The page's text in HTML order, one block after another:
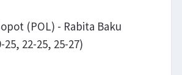
(POL) - Rabita Baku
25, 22-25, 25-27)